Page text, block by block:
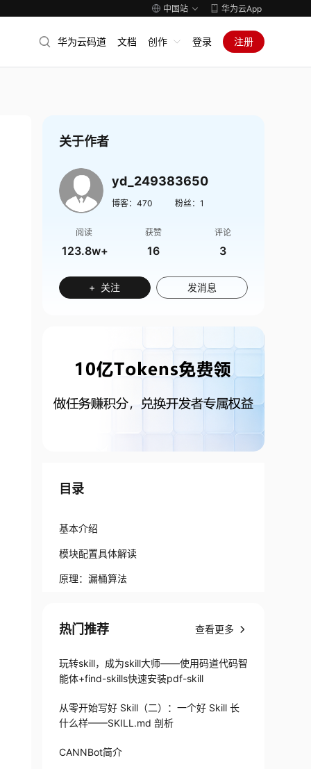
中国站 华为云App
华为云码道 文档 创作 登录 注册
关于作者
yd_249383650
博客： 470 粉丝： 1
阅读
123.8w+
获赞
16
评论
3
+ 关注 发消息
目录
基本介绍
模块配置具体解读
原理：漏桶算法
热门推荐 查看更多
玩转skill，成为skill大师——使用码道代码智
能体+find-skills快速安装pdf-skill
从零开始写好 Skill（二）：一个好 Skill 长
什么样——SKILL.md 剖析
CANNBot简介